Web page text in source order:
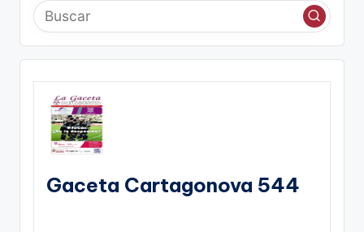
Gaceta Cartagonova 544